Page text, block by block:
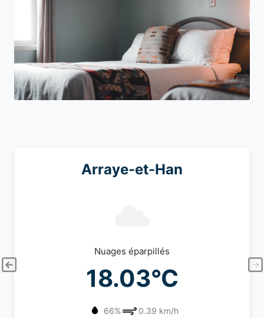
Arraye-et-Han
Nuages éparpillés
18.03°C
66% 0.39 km/h